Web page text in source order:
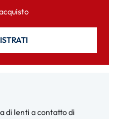
di lenti a contatto di